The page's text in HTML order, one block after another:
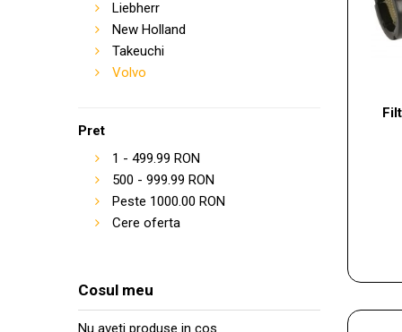
Liebherr
New Holland
Takeuchi
Volvo
Pret
1 - 499.99 RON
500 - 999.99 RON
Peste 1000.00 RON
Cere oferta
Cosul meu
Nu aveti produse in cos